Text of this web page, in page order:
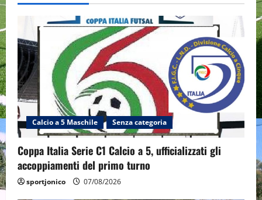
Calcio a 5 Maschile Senza categoria
Coppa Italia Serie C1 Calcio a 5, ufficializzati gli
accoppiamenti del primo turno
sportjonico 07/08/2026